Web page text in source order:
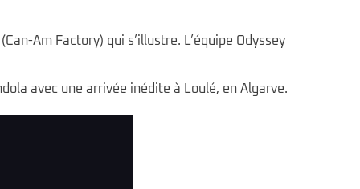
Am Factory) qui s’illustre. L’équipe Odyssey
avec une arrivée inédite à Loulé, en Algarve.